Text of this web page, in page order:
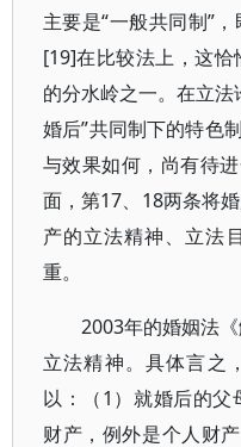
主要是“一般共同制”
[19]在比较法上，这
的分水岭之一。在立
婚后”共同制下的特色
与效果如何，尚有待
面，第17、18两条将
产的立法精神、立法
重。
2003年的婚姻法
立法精神。具体言之
以：（1）就婚后的父
财产，例外是个人财